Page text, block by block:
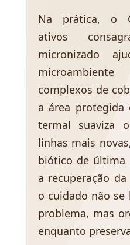
Na prática, o
ativos
micronizado
complexos de
a área
termal suaviza
linhas mais
biótico de última
a recuperação
o cuidado não se
problema, mas
enquanto